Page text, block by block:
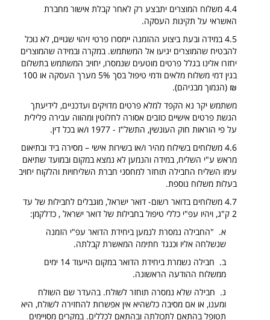
4.4 משלוח המוצרים יתבצע רק לאחר קבלת אישור מחברת
האשראי על תקינות העסקה.
4.5 במידה ובעת ביצוע ההזמנה יימסרו פרטי זיהוי שגויים, לא נוכל
להבטיח שהמוצרים יגיעו אל המשתמש. במקרה ובמידה שהמוצרים
יחזרו אלינו בגלל פרטים מוטעים שנמסרו, יחויב המשתמש בתשלום
בגין דמי משלוח מלאים ודמי טיפול בסך 5% מערך העסקה או 100
₪ (הנמוך מבניהם).
משתמש יקר נא הקפד למלא פרטים מדויקים ועדכניים, לידיעתך
הגשת פרטים אישיים כוזבים אסורה לחלוטין ומהווה עבירה פלילית
על פי הוראות חוק העונשין, התשל"ז - 1977 ו/או בכל דין.
4.6 משלוחים בשילוח מהיר ו/או בשירות אישי – מסירה ביד ובתיאום
מראש ע"י השליח, במידה והנמען לא נמצא במקום ובמועד שתיאם
עימו השליח החבילה תוחזר למחסני חברת השליחויות והלקוח יחויב
בעלות משלוח נוספת.
4.7 משלוחים בדואר רשום- דואר ישראל, מוגבלים לחבילות של עד
2 ק"ג, ויהיו עפ"י כללי טיפול בחבילות של דואר ישראל , כדלקמן:
א. "החבילה נמסרת לנמען ביחידת הדואר עפ"י הזמנה
שנשלחה אליו וכנגד חתימה המאשרת קבלתה.
ב. חבילה נשמרת ביחידת הדואר במקום הייעוד 14 ימים
ממשלוח ההודעה הראשונה.
ג. חבילה שלא נמסרה תוחזר לשולח. בהעדר שם השולח
ומענו, או אם מסיבה כלשהיא אין אפשרות להחזירה לשולח, היא
תטופל בהתאם לתכולתה ובהתאם לכללים. במקרים מסויימים